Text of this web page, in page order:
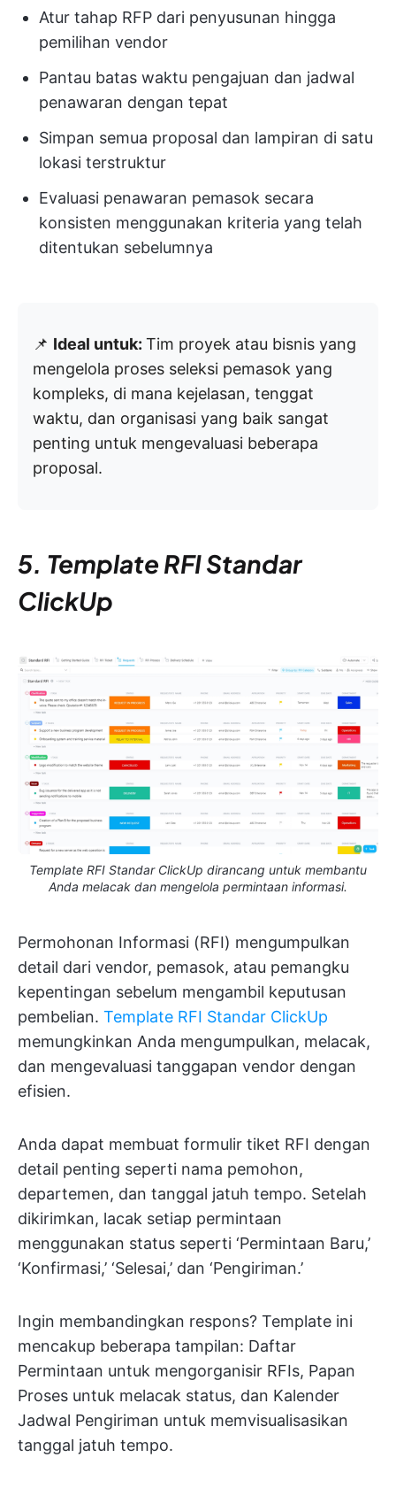
Atur tahap RFP dari penyusunan hingga
pemilihan vendor
Pantau batas waktu pengajuan dan jadwal
penawaran dengan tepat
Simpan semua proposal dan lampiran di satu
lokasi terstruktur
Evaluasi penawaran pemasok secara
konsisten menggunakan kriteria yang telah
ditentukan sebelumnya
📌 Ideal untuk: Tim proyek atau bisnis yang
mengelola proses seleksi pemasok yang
kompleks, di mana kejelasan, tenggat
waktu, dan organisasi yang baik sangat
penting untuk mengevaluasi beberapa
proposal.
5. Template RFI Standar
ClickUp
Template RFI Standar ClickUp dirancang untuk membantu
Anda melacak dan mengelola permintaan informasi.
Permohonan Informasi (RFI) mengumpulkan
detail dari vendor, pemasok, atau pemangku
kepentingan sebelum mengambil keputusan
pembelian. Template RFI Standar ClickUp
memungkinkan Anda mengumpulkan, melacak,
dan mengevaluasi tanggapan vendor dengan
efisien.
Anda dapat membuat formulir tiket RFI dengan
detail penting seperti nama pemohon,
departemen, dan tanggal jatuh tempo. Setelah
dikirimkan, lacak setiap permintaan
menggunakan status seperti ‘Permintaan Baru,’
‘Konfirmasi,’ ‘Selesai,’ dan ‘Pengiriman.’
Ingin membandingkan respons? Template ini
mencakup beberapa tampilan: Daftar
Permintaan untuk mengorganisir RFIs, Papan
Proses untuk melacak status, dan Kalender
Jadwal Pengiriman untuk memvisualisasikan
tanggal jatuh tempo.